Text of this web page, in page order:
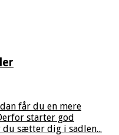
får du en mere
starter god
sætter dig i sadlen...